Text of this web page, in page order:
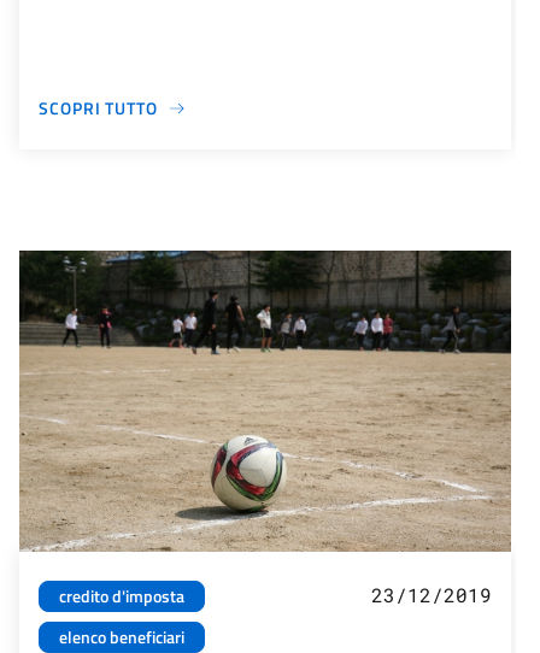
SCOPRI TUTTO
credito d'imposta
elenco beneficiari
23/12/2019